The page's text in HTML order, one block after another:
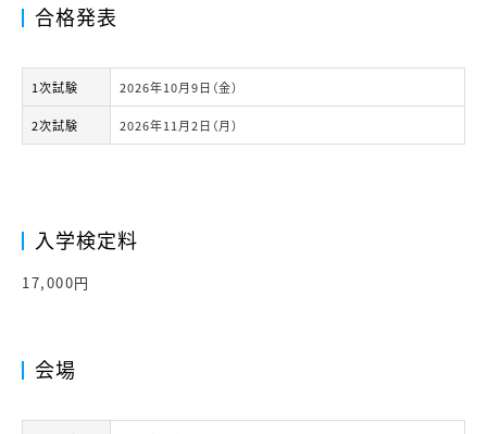
合格発表
1次試験 2026年10月9日（金）
2次試験 2026年11月2日（月）
入学検定料
17,000円
会場